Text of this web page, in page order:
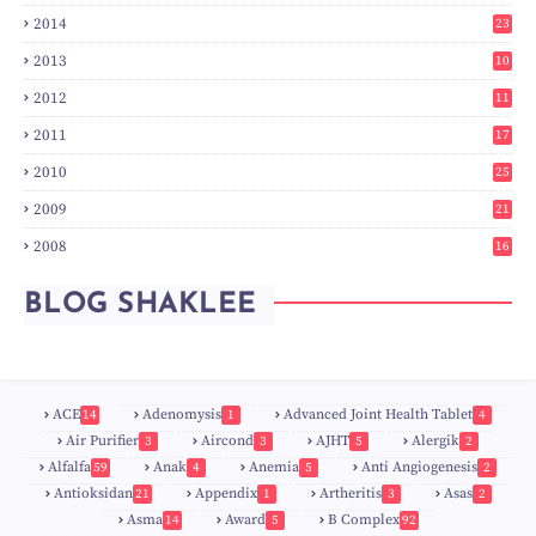
7
2014
23
2
2013
10
0
2012
11
3
2011
17
2010
25
0
2009
21
2008
16
BLOG SHAKLEE
ACE 14 Adenomysis 1 Advanced Joint Health Tablet 4
Air Purifier 3 Aircond 3 AJHT 5 Alergik 2
Alfalfa59 Anak 4 Anemia 5 Anti Angiogenesis 2
Antioksidan21 Appendix 1 Artheritis 3 Asas 2
Asma 14 Award 5 B Complex92